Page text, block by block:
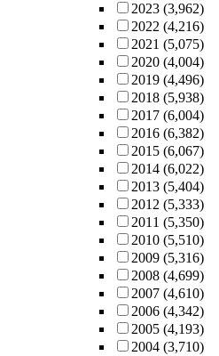
2023 (3,962)
2022 (4,216)
2021 (5,075)
2020 (4,004)
2019 (4,496)
2018 (5,938)
2017 (6,004)
2016 (6,382)
2015 (6,067)
2014 (6,022)
2013 (5,404)
2012 (5,333)
2011 (5,350)
2010 (5,510)
2009 (5,316)
2008 (4,699)
2007 (4,610)
2006 (4,342)
2005 (4,193)
2004 (3,710)